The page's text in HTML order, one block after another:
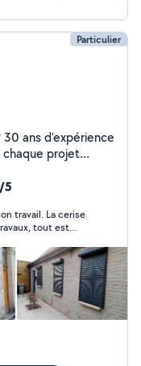
Particulier
chaque projet
moi dès
vie à vos projets.
5
travail. La cerise
tout est